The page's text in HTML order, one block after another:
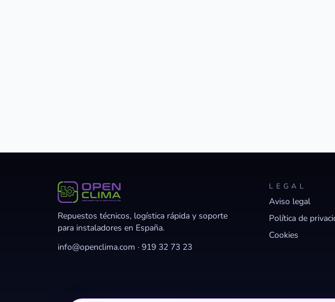
Repuestos técnicos, logística rápida y soporte
para instaladores en España.
info@openclima.com · 919 32 73 23
LEGAL
Aviso legal
Política de
Cookies